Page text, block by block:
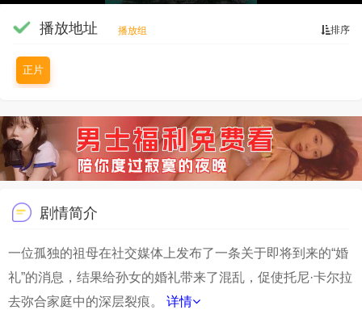
排序
播放地址 播放组
正片
剧情简介
一位孤独的祖母在社交媒体上发布了一条关于即将到来的“婚
礼”的消息，结果给孙女的婚礼带来了混乱，促使托尼·卡尔拉
去弥合家庭中的深层裂痕。
详情